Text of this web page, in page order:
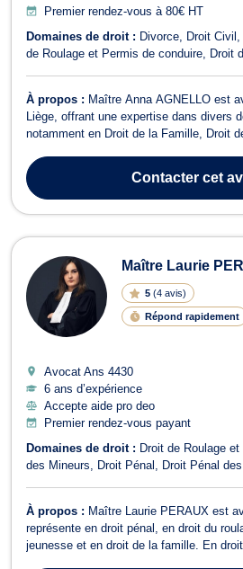
Premier rendez-vous à 80€ HT
Domaines de droit : Divorce Droit Civil
de Roulage et Permis de conduire
Droit
À propos : Maître Anna AGNELLO est
Liège, offrant une expertise dans divers
notamment en Droit de la Famille, Droit
Droit de la Famille, Maître AGNELLO
procédures de divorce, q...Contactercet
Maître Laurie
5 (4 avis)
Répond rapidement
Avocat Ans 4430
6 ans d’expérience
Accepte aide pro deo
Premier rendez-vous payant
Domaines de droit : Droit de Roulage
des Mineurs
Droit Pénal Droit Pénal
À propos : Maître Laurie PERAUX est
représente en droit pénal, en droit du
jeunesse et en droit de la famille. En